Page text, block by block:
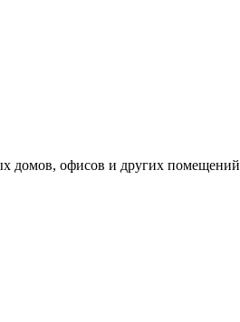
домов, офисов и других помещений